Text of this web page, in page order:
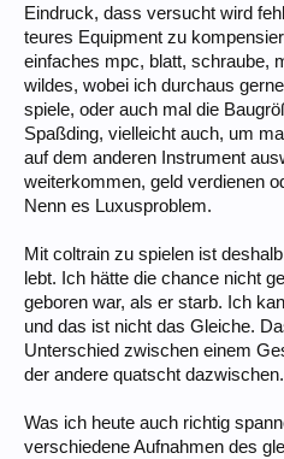
Eindruck, dass versucht wird
teures Equipment zu
einfaches mpc, blatt, schraube,
wildes, wobei ich durchaus
spiele, oder auch mal die
Spaßding, vielleicht auch, um
auf dem anderen Instrument
weiterkommen, geld verdienen
Nenn es Luxusproblem.
Mit coltrain zu spielen ist
lebt. Ich hätte die chance nicht
geboren war, als er starb. Ich
und das ist nicht das Gleiche.
Unterschied zwischen einem
der andere quatscht dazwischen.
Was ich heute auch richtig
verschiedene Aufnahmen des